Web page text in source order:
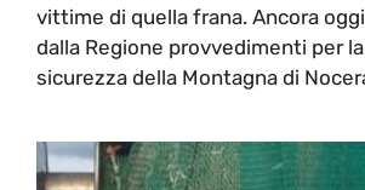
vittime di quella frana. Ancora
dalla Regione provvedimenti per
sicurezza della Montagna di